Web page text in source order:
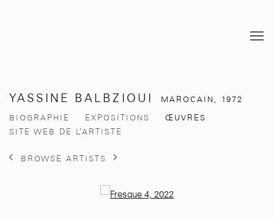
YASSINE BALBZIOUI MAROCAIN, 1972
BIOGRAPHIE
EXPOSITIONS
ŒUVRES
SITE WEB DE L’ARTISTE
BROWSE ARTISTS